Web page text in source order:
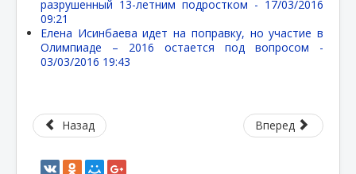
разрушенный 13-летним подростком - 17/03/2016
09:21
Елена Исинбаева идет на поправку, но участие в
Олимпиаде – 2016 остается под вопросом -
03/03/2016 19:43
Назад Вперед